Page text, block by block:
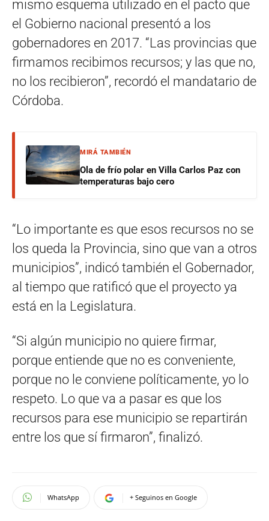
mismo esquema utilizado en el pacto que
el Gobierno nacional presentó a los
gobernadores en 2017. “Las provincias que
firmamos recibimos recursos; y las que no,
no los recibieron”, recordó el mandatario de
Córdoba.
MIRÁ TAMBIÉN
Ola de frío polar en Villa Carlos Paz con
temperaturas bajo cero
“Lo importante es que esos recursos no se
los queda la Provincia, sino que van a otros
municipios”, indicó también el Gobernador,
al tiempo que ratificó que el proyecto ya
está en la Legislatura.
“Si algún municipio no quiere firmar,
porque entiende que no es conveniente,
porque no le conviene políticamente, yo lo
respeto. Lo que va a pasar es que los
recursos para ese municipio se repartirán
entre los que sí firmaron”, finalizó.
WhatsApp + Seguinos en Google